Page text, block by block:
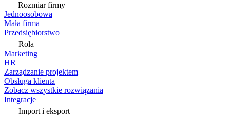
Rozmiar firmy
Jednoosobowa
Mała firma
Przedsiębiorstwo
Rola
Marketing
HR
Zarządzanie projektem
Obsługa klienta
Zobacz wszystkie rozwiązania
Integracje
Import i eksport